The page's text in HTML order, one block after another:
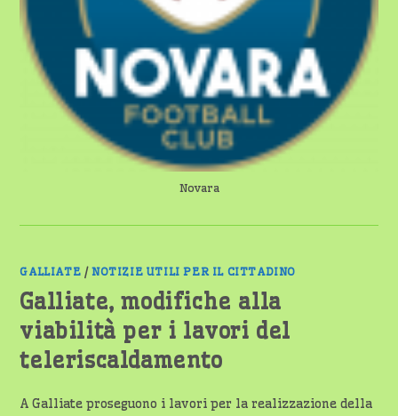
Novara
GALLIATE /NOTIZIE UTILI PER IL CITTADINO
Galliate, modifiche alla
viabilità per i lavori del
teleriscaldamento
A Galliate proseguono i lavori per la realizzazione della